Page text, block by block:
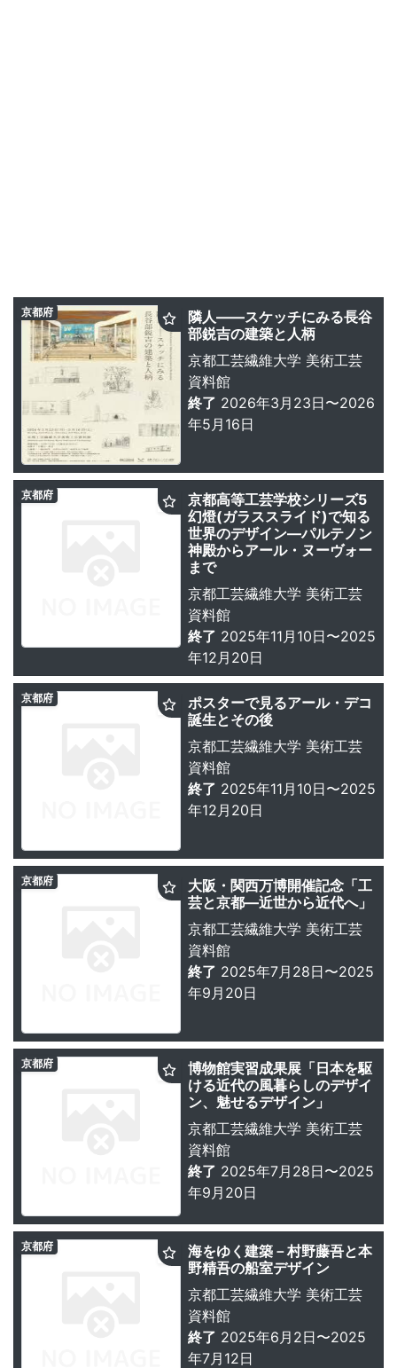
隣人――スケッチにみる長谷
部鋭吉の建築と人柄
京都工芸繊維大学 美術工芸
資料館
終了 2026年3月23日〜2026
年5月16日
京都府
京都高等工芸学校シリーズ5
幻燈(ガラススライド)で知る
世界のデザイン―パルテノン
神殿からアール・ヌーヴォー
まで
京都工芸繊維大学 美術工芸
資料館
終了 2025年11月10日〜2025
年12月20日
京都府
ポスターで見るアール・デコ
誕生とその後
京都工芸繊維大学 美術工芸
資料館
終了 2025年11月10日〜2025
年12月20日
京都府
大阪・関西万博開催記念「工
芸と京都―近世から近代へ」
京都工芸繊維大学 美術工芸
資料館
終了 2025年7月28日〜2025
年9月20日
京都府
博物館実習成果展「日本を駆
ける近代の風暮らしのデザイ
ン、魅せるデザイン」
京都工芸繊維大学 美術工芸
資料館
終了 2025年7月28日〜2025
年9月20日
京都府
海をゆく建築－村野藤吾と本
野精吾の船室デザイン
京都工芸繊維大学 美術工芸
資料館
終了 2025年6月2日〜2025
年7月12日
京都府